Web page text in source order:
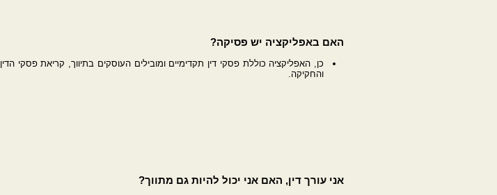
האם באפליקציה יש פסיקה?
כן, האפליקציה כוללת פסקי דין תקדימיים ומובילים העוסקים בתיווך, קריאת פסקי
והחקיקה.
אני עורך דין, האם אני יכול להיות גם מתווך?